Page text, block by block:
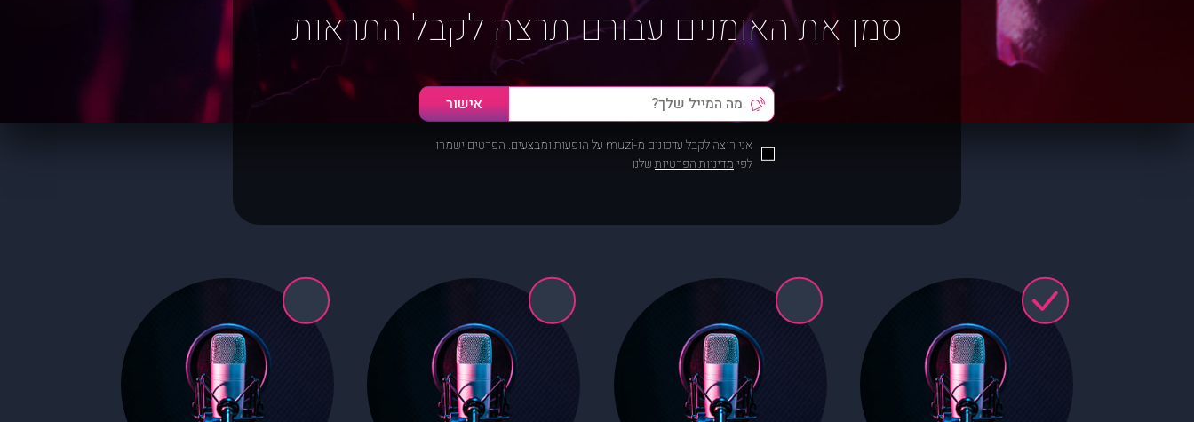
סמן את האומנים עבורם תרצה לקבל התראות
אני רוצה לקבל עדכונים מ-muzi על הופעות ומבצעים. הפרטים ישמרו
לפימדיניות הפרטיותשלנו